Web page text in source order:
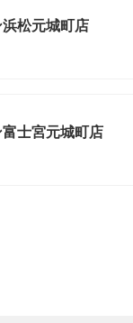
松元城町店
士宮元城町店